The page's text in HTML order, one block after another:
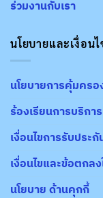
ร่วมงานกับเรา
นโยบายและเงื่อนไ
นโยบายการคุ้มคร
ร้องเรียนการบริการ
เงื่อนไขการรับประกั
เงื่อนไขและข้อตกล
นโยบาย ด้านคุกกี้